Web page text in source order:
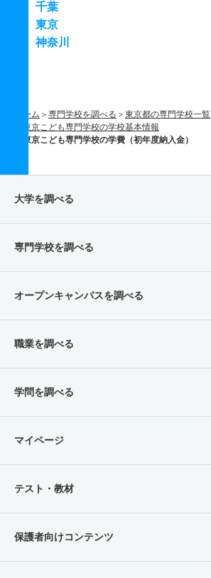
千葉
東京
神奈川
ホーム 専門学校を調べる
東京都の専門学校一覧
東京こども専門学校の学校基本情報
東京こども専門学校の学費（初年度納入金）
大学を調べる
専門学校を調べる
オープンキャンパスを調べる
職業を調べる
学問を調べる
マイページ
テスト・教材
保護者向けコンテンツ